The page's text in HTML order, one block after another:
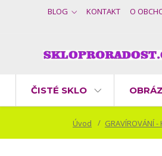
BLOG KONTAKT O
ČISTÉ SKLO
Úvod GRAVÍROVÁNÍ -